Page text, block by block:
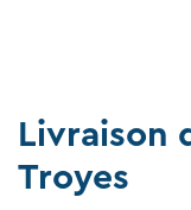
Livraison
Troyes